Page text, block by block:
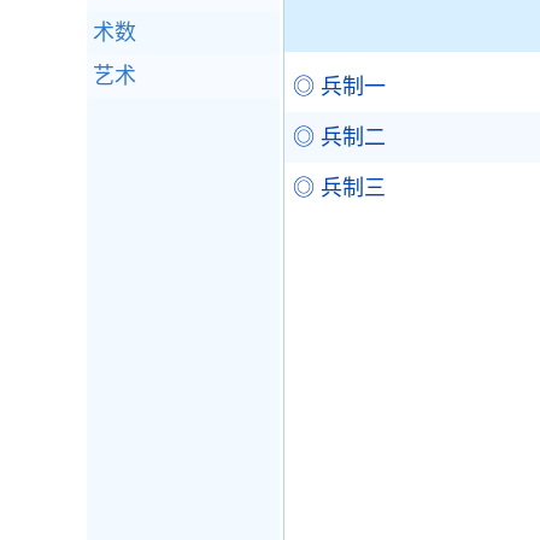
◎ 兵制一
◎ 兵制二
◎ 兵制三
术数
艺术